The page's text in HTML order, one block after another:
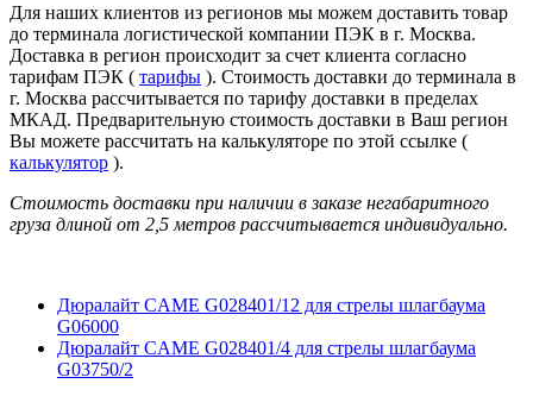
Для наших клиентов из регионов мы можем доставить товар
до терминала логистической компании ПЭК в г. Москва.
Доставка в регион происходит за счет клиента согласно
тарифам ПЭК ( тарифы ). Стоимость доставки до терминала в
г. Москва рассчитывается по тарифу доставки в пределах
МКАД. Предварительную стоимость доставки в Ваш регион
Вы можете рассчитать на калькуляторе по этой ссылке (
калькулятор ).
Стоимость доставки при наличии в заказе негабаритного
груза длиной от 2,5 метров рассчитывается индивидуально.
Дюралайт CAME G028401/12 для стрелы шлагбаума
G06000
Дюралайт CAME G028401/4 для стрелы шлагбаума
G03750/2